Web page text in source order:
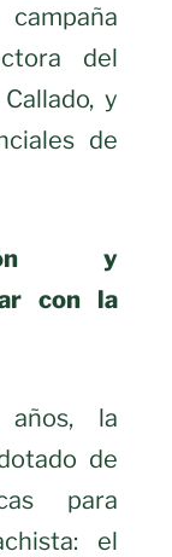
del
y
de
y
con la
la
de
para
el